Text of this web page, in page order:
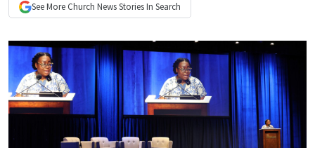
See More Church NewsStories In Search